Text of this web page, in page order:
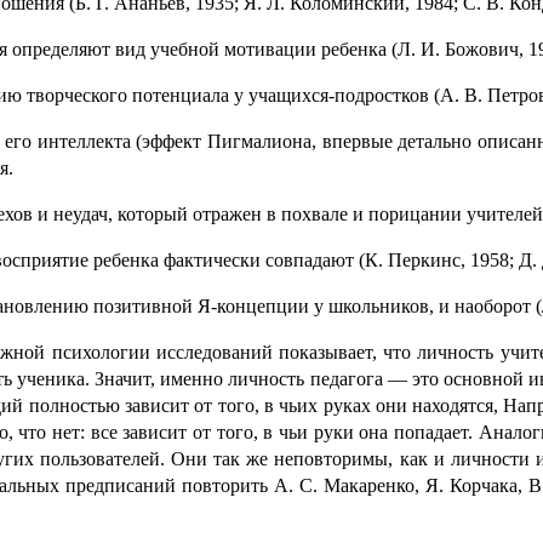
опреде­ля­ют вид учебной мотивации ребенка (Л. И.
творче­ско­го потенциала у учащихся-подростков (А. В.
интеллекта (эффект Пигмалиона, впервые детально
и неудач, который отражен в похвале и порица­нии
ребенка факти­че­ски совпадают (К. Перкинс, 1958;
позитивной Я-концеп­ции у школьников, и
психологии иссле­до­ва­ний показы­ва­ет, что личность
ученика. Значит, именно личность педаго­га — это
полно­стью зависит от того, в чьих руках они находятся,
нет: все зависит от того, в чьи руки она попадает.
пользователей. Они так же неповторимы, как и
предпи­са­ний повторить А. С. Макаренко, Я. Корчака,